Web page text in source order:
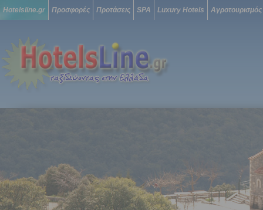
Hotelsline.gr Προσφορές Προτάσεις SPA Luxury Hotels Αγροτουρισμός